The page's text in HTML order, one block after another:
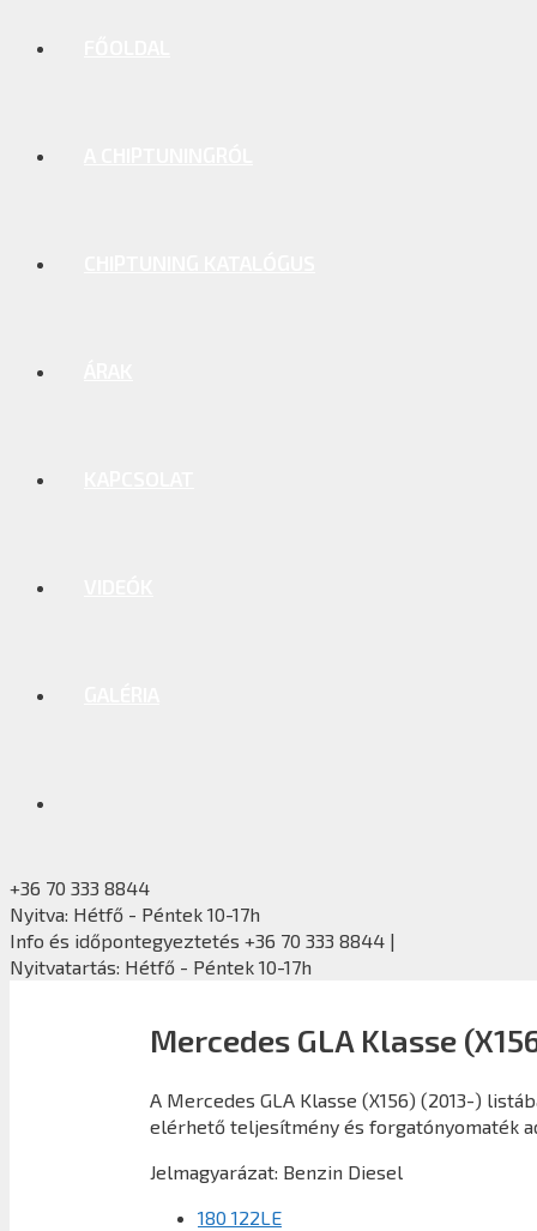
+36 70 333 8844
Nyitva: Hétfő - Péntek 10-17h
Info és időpontegyeztetés +36 70 333 8844 |
Nyitvatartás: Hétfő - Péntek 10-17h
Mercedes GLA Klasse
A Mercedes GLA Klasse (X156) (2013-)
elérhető teljesítmény és forgatónyomaték
Jelmagyarázat: Benzin Diesel
180 122LE